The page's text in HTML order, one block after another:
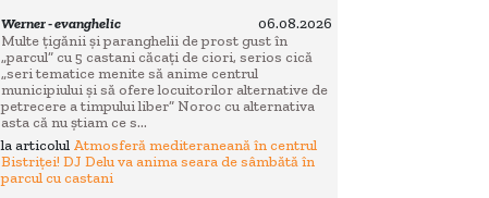
Werner - evanghelic
06.08.2026
Multe țigănii și paranghelii de prost gust în
„parcul” cu 5 castani căcați de ciori, serios cică
„seri tematice menite să anime centrul
municipiului și să ofere locuitorilor alternative de
petrecere a timpului liber” Noroc cu alternativa
asta că nu știam ce s...
la articolul Atmosferă mediteraneană în centrul
Bistriței! DJ Delu va anima seara de sâmbătă în
parcul cu castani